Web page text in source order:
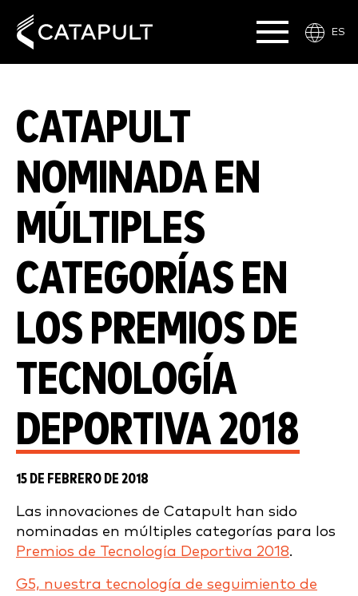
ES
CATAPULT
NOMINADA EN
MÚLTIPLES
CATEGORÍAS EN
LOS PREMIOS DE
TECNOLOGÍA
DEPORTIVA 2018
15 DE FEBRERO DE 2018
Las innovaciones de Catapult han sido
nominadas en múltiples categorías para los
Premios de Tecnología Deportiva 2018.
G5, nuestra tecnología de seguimiento de